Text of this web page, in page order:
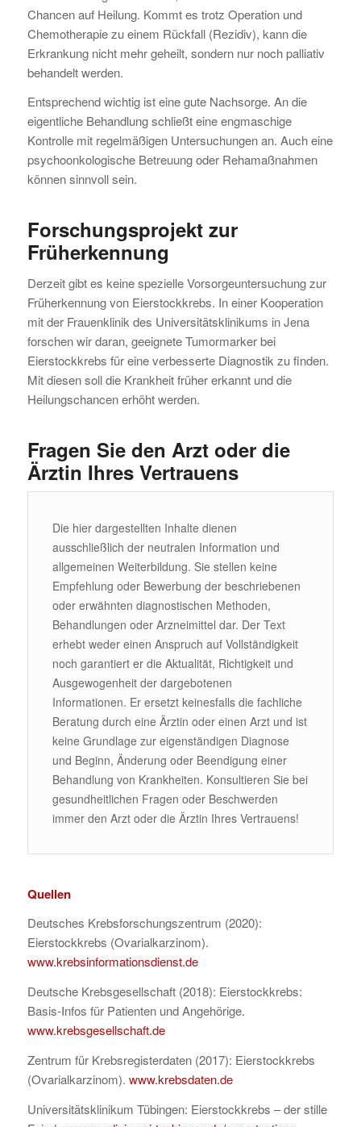
Chancen auf Heilung. Kommt es trotz Operation und
Chemotherapie zu einem Rückfall (Rezidiv), kann die
Erkrankung nicht mehr geheilt, sondern nur noch palliativ
behandelt werden.
Entsprechend wichtig ist eine gute Nachsorge. An die
eigentliche Behandlung schließt eine engmaschige
Kontrolle mit regelmäßigen Untersuchungen an. Auch eine
psychoonkologische Betreuung oder Rehamaßnahmen
können sinnvoll sein.
Forschungsprojekt zur
Früherkennung
Derzeit gibt es keine spezielle Vorsorgeuntersuchung zur
Früherkennung von Eierstockkrebs. In einer Kooperation
mit der Frauenklinik des Universitätsklinikums in Jena
forschen wir daran, geeignete Tumormarker bei
Eierstockkrebs für eine verbesserte Diagnostik zu finden.
Mit diesen soll die Krankheit früher erkannt und die
Heilungschancen erhöht werden.
Fragen Sie den Arzt oder die
Ärztin Ihres Vertrauens
Die hier dargestellten Inhalte dienen
ausschließlich der neutralen Information und
allgemeinen Weiterbildung. Sie stellen keine
Empfehlung oder Bewerbung der beschriebenen
oder erwähnten diagnostischen Methoden,
Behandlungen oder Arzneimittel dar. Der Text
erhebt weder einen Anspruch auf Vollständigkeit
noch garantiert er die Aktualität, Richtigkeit und
Ausgewogenheit der dargebotenen
Informationen. Er ersetzt keinesfalls die fachliche
Beratung durch eine Ärztin oder einen Arzt und ist
keine Grundlage zur eigenständigen Diagnose
und Beginn, Änderung oder Beendigung einer
Behandlung von Krankheiten. Konsultieren Sie bei
gesundheitlichen Fragen oder Beschwerden
immer den Arzt oder die Ärztin Ihres Vertrauens!
Quellen
Deutsches Krebsforschungszentrum (2020):
Eierstockkrebs (Ovarialkarzinom).
www.krebsinformationsdienst.de
Deutsche Krebsgesellschaft (2018): Eierstockkrebs:
Basis-Infos für Patienten und Angehörige.
www.krebsgesellschaft.de
Zentrum für Krebsregisterdaten (2017): Eierstockkrebs
(Ovarialkarzinom). www.krebsdaten.de
Universitätsklinikum Tübingen: Eierstockkrebs – der stille